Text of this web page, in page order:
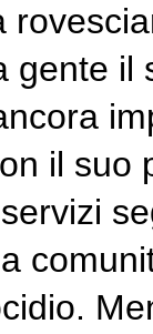
gente il
il suo